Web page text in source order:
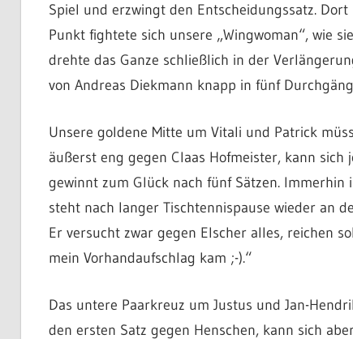
Spiel und erzwingt den Entscheidungssatz.
Punkt fightete sich unsere „Wingwoman“, wie
drehte das Ganze schließlich in der
von Andreas Diekmann knapp in fünf
Unsere goldene Mitte um Vitali und Patrick
äußerst eng gegen Claas Hofmeister, kann
gewinnt zum Glück nach fünf Sätzen.
steht nach langer Tischtennispause wieder an
Er versucht zwar gegen Elscher alles, reichen
mein Vorhandaufschlag kam ;-).“
Das untere Paarkreuz um Justus und Jan-
den ersten Satz gegen Henschen, kann sich